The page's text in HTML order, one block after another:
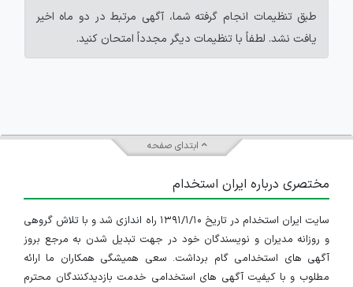
طبق تنظیمات انجام گرفته شما، آگهی مرتبط در دو ماه اخیر
یافت نشد. لطفاً با تنظیمات دیگر مجدداً امتحان کنید.
ابتدای صفحه
مختصری درباره ایران استخدام
سایت ایران استخدام در تاریخ ۱۳۹۱/۱/۱۰ راه اندازی شد و با تلاش گروهی
و روزانه مدیران و نویسندگان خود در جهت تبدیل شدن به مرجع بروز
آگهی های استخدامی گام برداشت. سعی همیشگی همکاران ما ارائه
مطلوب و با کیفیت آگهی های استخدامی خدمت بازدیدکنندگان محترم